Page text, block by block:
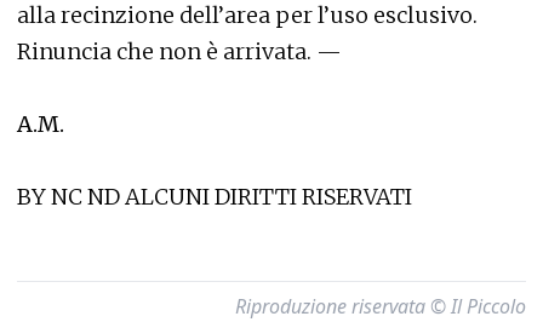
alla recinzione dell’area per l’uso esclusivo.
Rinuncia che non è arrivata. —
A.M.
BY NC ND ALCUNI DIRITTI RISERVATI
Riproduzione riservata © Il Piccolo